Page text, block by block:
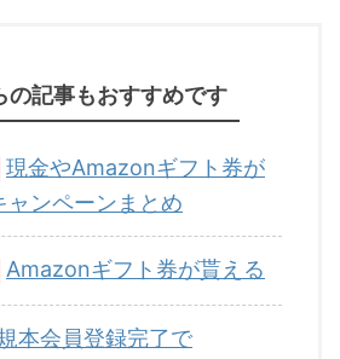
の記事もおすすめです
現金やAmazonギフト券が
ャンペーンまとめ
Amazonギフト券が貰える
本会員登録完了で